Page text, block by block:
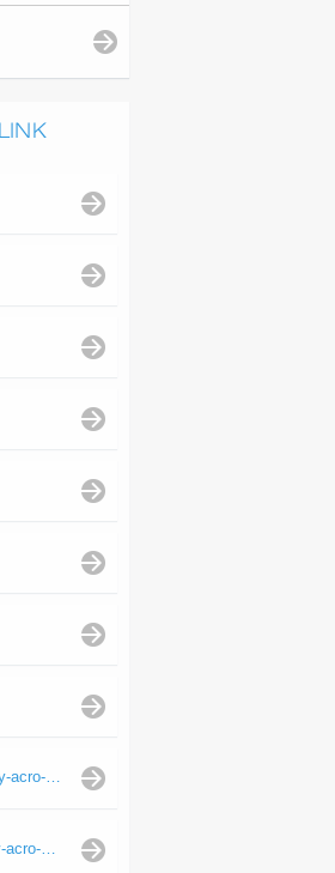
公式LINE stamp [Destiny-acro-如月龍代表]
公式LINE stamp[Destiny-acro-日向よし代表代行]